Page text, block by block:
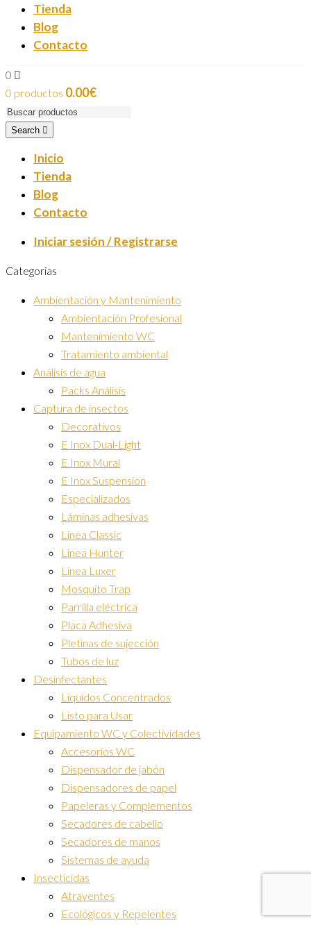
Tienda
Blog
Contacto
0
0 productos 0.00€
Search
Inicio
Tienda
Blog
Contacto
Iniciar sesión / Registrarse
Categorias
Ambientación y Mantenimiento
Ambientación Profesional
Mantenimiento WC
Tratamiento ambiental
Análisis de agua
Packs Análisis
Captura de insectos
Decorativos
E Inox Dual-Light
E Inox Mural
E Inox Suspension
Especializados
Láminas adhesivas
Linea Classic
Linea Hunter
Linea Luxer
Mosquito Trap
Parrilla eléctrica
Placa Adhesiva
Pletinas de sujección
Tubos de luz
Desinfectantes
Líquidos Concentrados
Listo para Usar
Equipamiento WC y Colectividades
Accesorios WC
Dispensador de jabón
Dispensadores de papel
Papeleras y Complementos
Secadores de cabello
Secadores de manos
Sistemas de ayuda
Insecticidas
Atrayentes
Ecológicos y Repelentes